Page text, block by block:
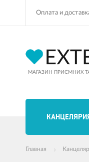
Оплата и
МАГАЗИН ПРИЄМНИХ
Главная